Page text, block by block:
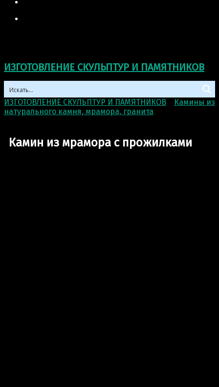
ИЗГОТОВЛЕНИЕ СКУЛЬПТУР И ПАМЯТНИКОВ
ИЗГОТОВЛЕНИЕ СКУЛЬПТУР И ПАМЯТНИКОВ
Камины из
натурального камня, мрамора, гранита
Камин из мрамора с прожилками